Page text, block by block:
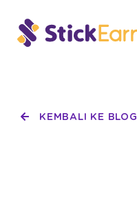
KEMBALI KE BLOG